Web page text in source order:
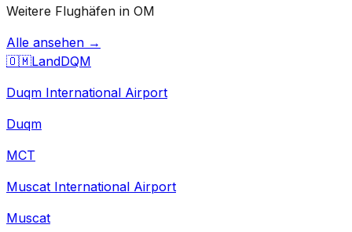
Weitere Flughäfen in OM
Alle ansehen →
🇴🇲LandDQM
Duqm International Airport
Duqm
MCT
Muscat International Airport
Muscat